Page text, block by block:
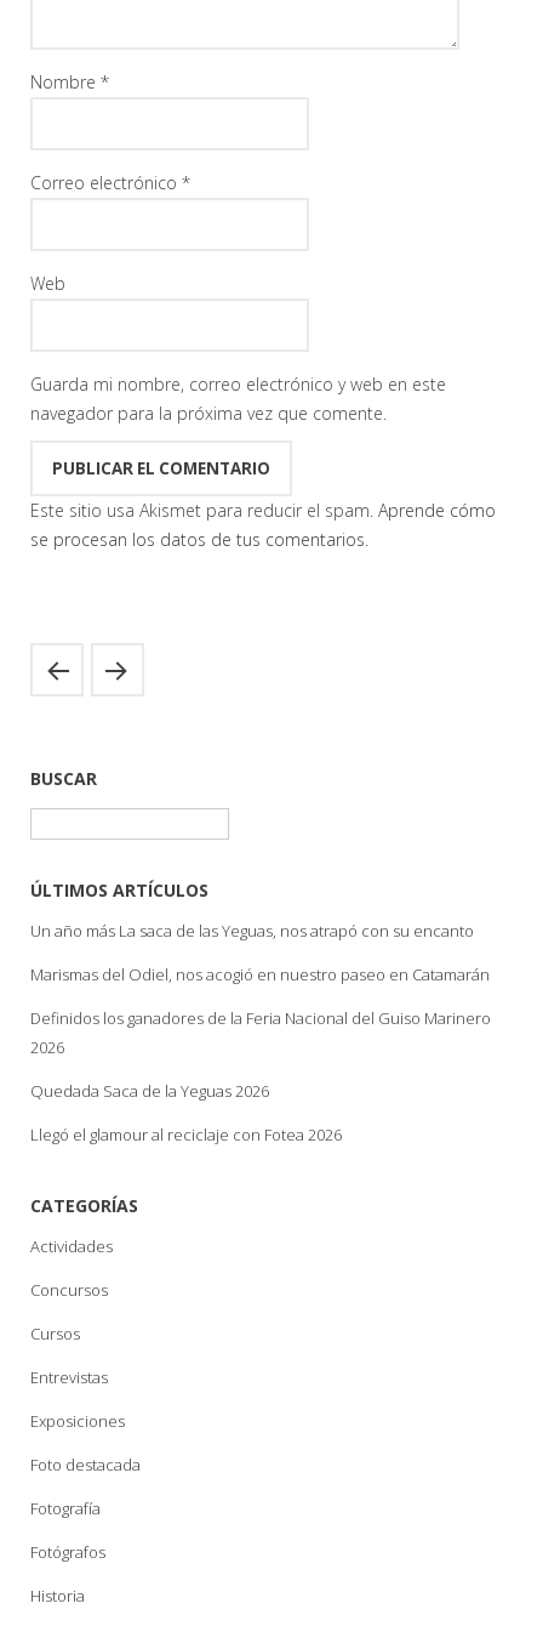
Nombre *
Correo electrónico *
Web
Guarda mi nombre, correo electrónico y web en este
navegador para la próxima vez que comente.
Este sitio usa Akismet para reducir el spam. Aprende cómo
se procesan los datos de tus comentarios.
BUSCAR
ÚLTIMOS ARTÍCULOS
Un año más La saca de las Yeguas, nos atrapó con su encanto
Marismas del Odiel, nos acogió en nuestro paseo en Catamarán
Definidos los ganadores de la Feria Nacional del Guiso Marinero
2026
Quedada Saca de la Yeguas 2026
Llegó el glamour al reciclaje con Fotea 2026
CATEGORÍAS
Actividades
Concursos
Cursos
Entrevistas
Exposiciones
Foto destacada
Fotografía
Fotógrafos
Historia